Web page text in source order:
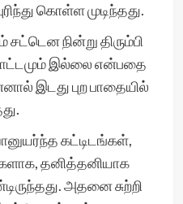
கொள்ள முடிந்தது.
நின்று திரும்பி
இல்லை என்பதை
இடது புற பாதையில்
கட்டிடங்கள்,
தனித்தனியாக
அதனை சுற்றி